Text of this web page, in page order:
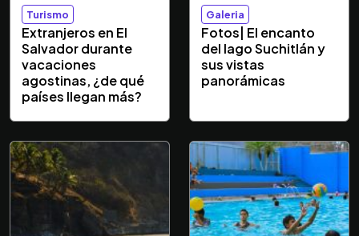
Turismo
Extranjeros en El
Salvador durante
vacaciones
agostinas, ¿de qué
países llegan más?
Galeria
Fotos| El encanto
del lago Suchitlán y
sus vistas
panorámicas